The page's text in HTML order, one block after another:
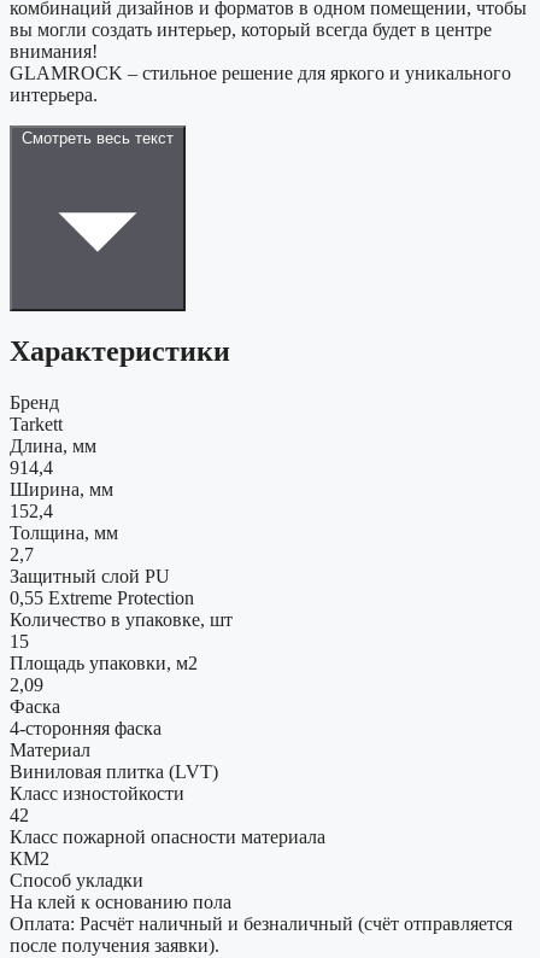
комбинаций дизайнов и форматов в одном помещении, чтобы
вы могли создать интерьер, который всегда будет в центре
внимания!
GLAMROCK – стильное решение для яркого и уникального
интерьера.
Смотреть весь текст
Характеристики
Бренд
Tarkett
Длина, мм
914,4
Ширина, мм
152,4
Толщина, мм
2,7
Защитный слой PU
0,55 Extreme Protection
Количество в упаковке, шт
15
Площадь упаковки, м2
2,09
Фаска
4-сторонняя фаска
Материал
Виниловая плитка (LVT)
Класс изностойкости
42
Класс пожарной опасности материала
КМ2
Способ укладки
На клей к основанию пола
Оплата: Расчёт наличный и безналичный (счёт отправляется
после получения заявки).